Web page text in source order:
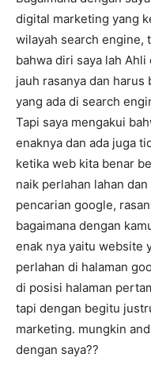
digital marketing yang
wilayah search engine,
bahwa diri saya lah
jauh rasanya dan harus
yang ada di search
Tapi saya mengakui
enaknya dan ada juga
ketika web kita benar
naik perlahan lahan
pencarian google,
bagaimana dengan
enak nya yaitu website
perlahan di halaman
di posisi halaman
tapi dengan begitu
marketing. mungkin
dengan saya??